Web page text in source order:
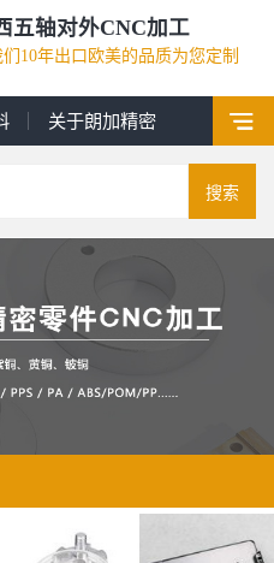
五轴对外CNC加工
们10年出口欧美的品质为您定制
关于朗加精密
搜索